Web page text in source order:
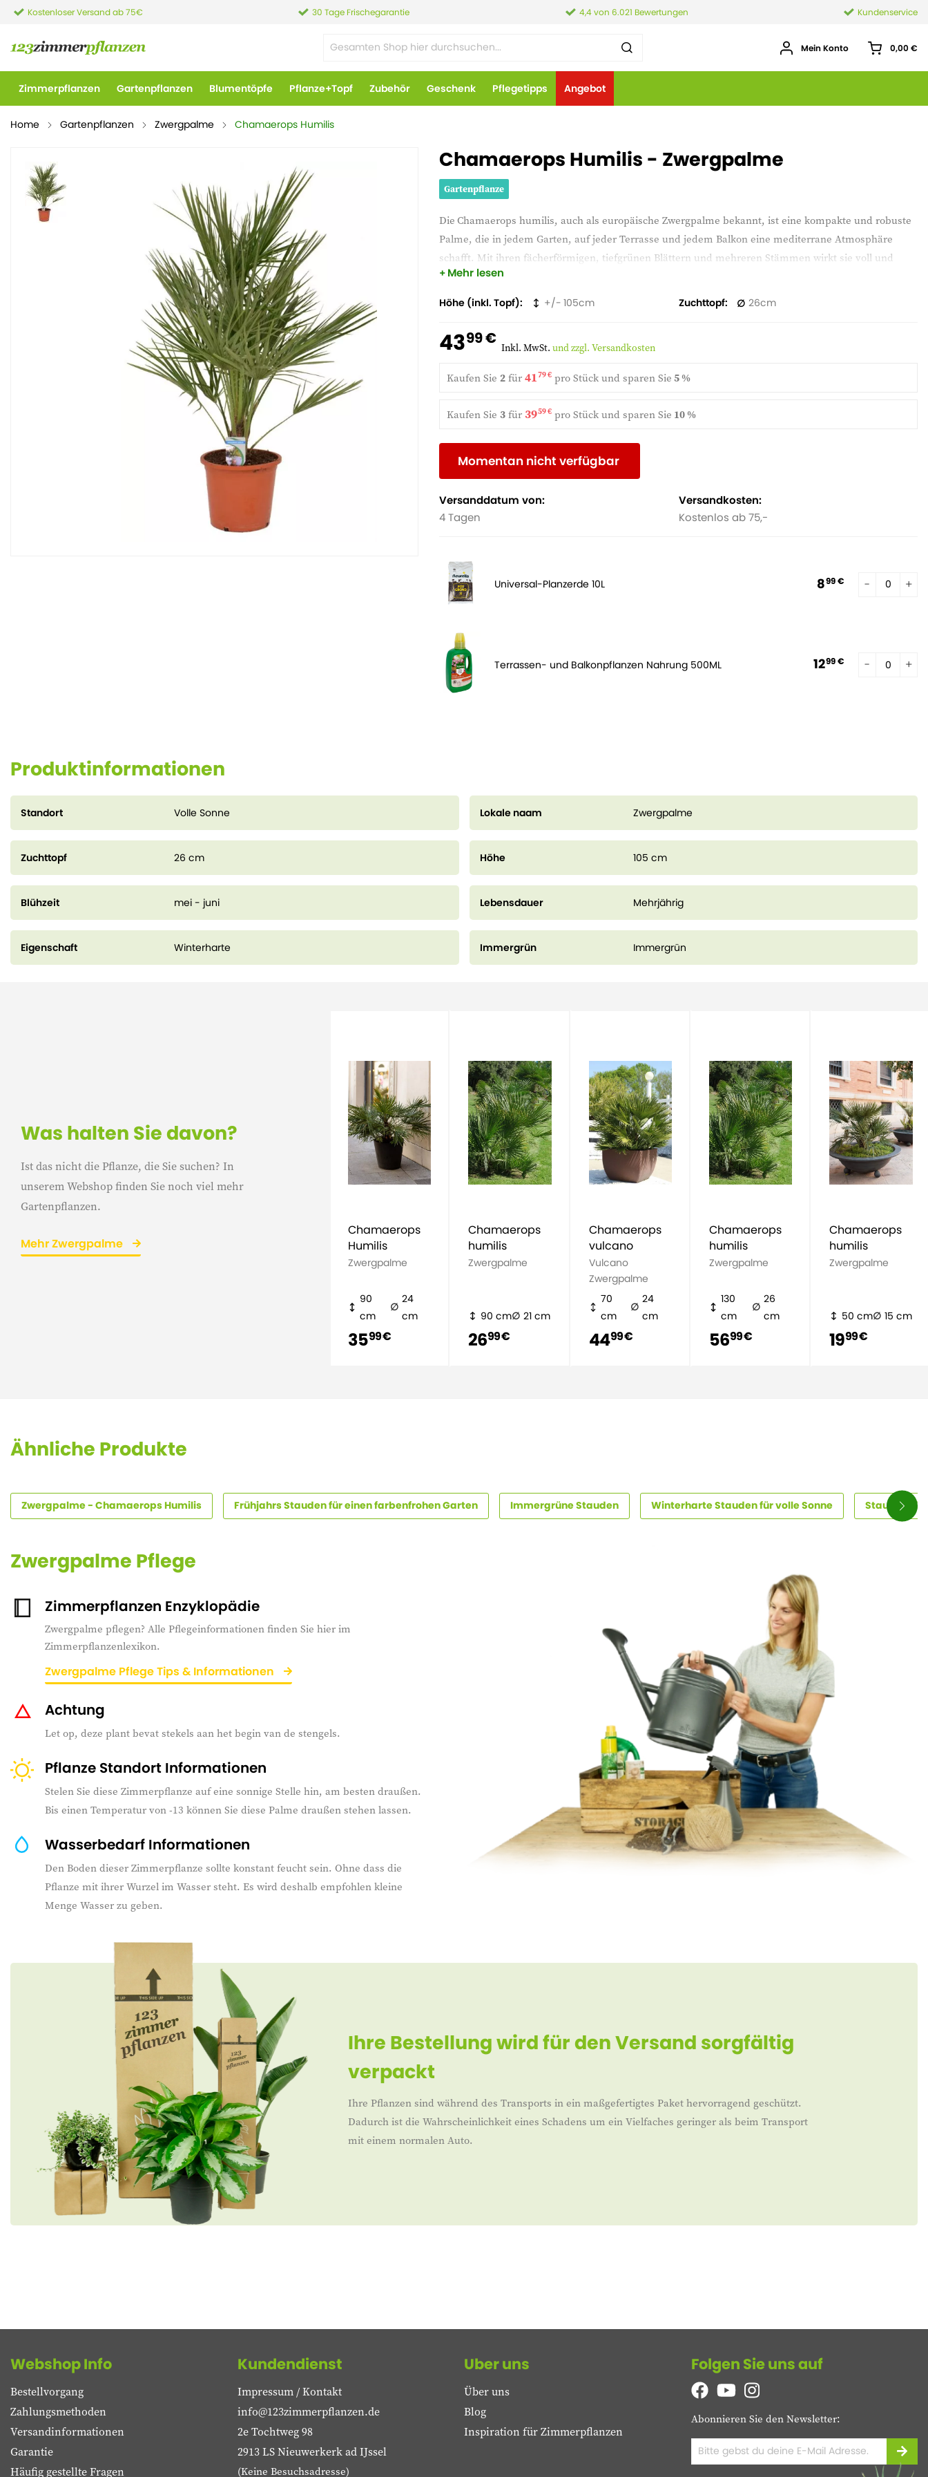
Kostenloser Versand ab 75€ 30 Tage Frischegarantie 4,4 von 6.021 Bewertungen Kundenservice
Mein Konto 0,00 €
Zimmerpflanzen Gartenpflanzen Blumentöpfe Pflanze+Topf Zubehör Geschenk Pflegetipps Angebot
Home Gartenpflanzen Zwergpalme Chamaerops Humilis
Chamaerops Humilis - Zwergpalme
Gartenpflanze
Die Chamaerops humilis, auch als europäische Zwergpalme bekannt, ist eine kompakte und robuste
Palme, die in jedem Garten, auf jeder Terrasse und jedem Balkon eine mediterrane Atmosphäre
schafft. Mit ihren fächerförmigen, tiefgrünen Blättern und mehreren Stämmen wirkt sie voll und
anmutig. Diese widerstandsfähige Palme verträgt sowohl Trockenheit als auch kalte Temperaturen
bis zu -10°C und wächst sowohl in Töpfen als auch im Freiland gut. Sie mag einen sonnigen,
geschützten Platz und braucht nur wenig Pflege. Chamaerops humilis ist die ideale Wahl für alle, die
auf der Suche nach einer exotischen und dennoch robusten Pflanze sind!
Mehr lesen
Höhe (inkl. Topf) 105 Zuchttopf 26
4399 € Inkl. MwSt.und zzgl. Versandkosten
Kaufen Sie2für4179 € pro Stück undsparen Sie5 %
Kaufen Sie3für3959 € pro Stück undsparen Sie 10 %
Momentan nicht verfügbar
Versanddatum von:
4 Tagen
Versandkosten:
Kostenlos ab 75,-
Universal-Planzerde 10L 899 €
Terrassen- und Balkonpflanzen Nahrung 500ML 1299 €
Produktinformationen
Standort Volle Sonne Lokale naam Zwergpalme
Zuchttopf 26 cm Höhe 105 cm
Blühzeit mei - juni Lebensdauer Mehrjährig
Eigenschaft Winterharte Immergrün Immergrün
Was halten Sie davon?
Ist das nicht die Pflanze, die Sie suchen? In
unserem Webshop finden Sie noch viel mehr
Gartenpflanzen.
Mehr Zwergpalme
Chamaerops
Humilis
Zwergpalme
90
cm
24
cm
3599 €
Chamaerops
humilis
Zwergpalme
90 cm 21 cm
2699 €
Chamaerops
vulcano
Vulcano
Zwergpalme
70
cm
24
cm
4499 €
Chamaerops
humilis
Zwergpalme
130
cm
26
cm
5699 €
Chamaerops
humilis
Zwergpalme
50 cm 15 cm
1999 €
Ähnliche Produkte
Zwergpalme - Chamaerops Humilis Frühjahrs Stauden für einen farbenfrohen Garten Immergrüne Stauden Winterharte Stauden für volle Sonne Stauden für
Zwergpalme Pflege
Zimmerpflanzen Enzyklopädie
Zwergpalme pflegen? Alle Pflegeinformationen finden Sie hier im
Zimmerpflanzenlexikon.
Zwergpalme Pflege Tips & Informationen
Achtung
Let op, deze plant bevat stekels aan het begin van de stengels.
Pflanze Standort Informationen
Stelen Sie diese Zimmerpflanze auf eine sonnige Stelle hin, am besten draußen.
Bis einen Temperatur von -13 können Sie diese Palme draußen stehen lassen.
Wasserbedarf Informationen
Den Boden dieser Zimmerpflanze sollte konstant feucht sein. Ohne dass die
Pflanze mit ihrer Wurzel im Wasser steht. Es wird deshalb empfohlen kleine
Menge Wasser zu geben.
Ihre Bestellung wird für den Versand sorgfältig
verpackt
Ihre Pflanzen sind während des Transports in ein maßgefertigtes Paket hervorragend geschützt.
Dadurch ist die Wahrscheinlichkeit eines Schadens um ein Vielfaches geringer als beim Transport
mit einem normalen Auto.
Webshop Info
Bestellvorgang
Zahlungsmethoden
Versandinformationen
Garantie
Häufig gestellte Fragen
Kundendienst
Impressum / Kontakt
info@123zimmerpflanzen.de
2e Tochtweg 98
2913 LS Nieuwerkerk ad IJssel
(Keine Besuchsadresse)
Uber uns
Über uns
Blog
Inspiration für Zimmerpflanzen
Folgen Sie uns auf
Abonnieren Sie den Newsletter: